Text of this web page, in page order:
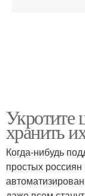
Укротите
хранить
Когда-нибудь
простых